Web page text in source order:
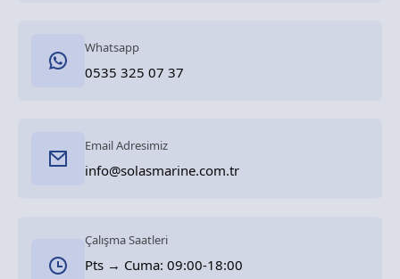
Whatsapp
0535 325 07 37
Email Adresimiz
info@solasmarine.com.tr
Çalışma Saatleri
Pts → Cuma: 09:00-18:00